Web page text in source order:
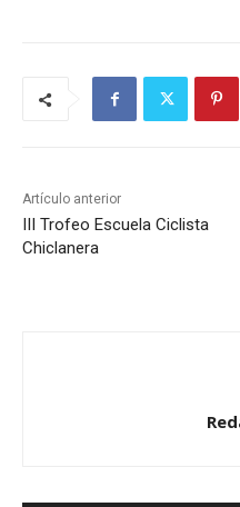
Artículo anterior
III Trofeo Escuela Ciclista
Chiclanera